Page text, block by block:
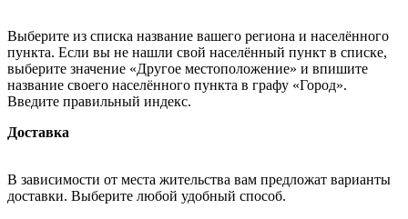
Выберите из списка название вашего региона и населённого
пункта. Если вы не нашли свой населённый пункт в списке,
выберите значение «Другое местоположение» и впишите
название своего населённого пункта в графу «Город».
Введите правильный индекс.
Доставка
В зависимости от места жительства вам предложат варианты
доставки. Выберите любой удобный способ.